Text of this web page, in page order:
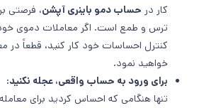
کار در حساب دمو باینری آپشن، فرصتی
ترس و طمع است. اگر معاملات دموی خود
کنترل احساسات خود کار کنید، قطعاً در
خواهید نمود.
برای ورود به حساب واقعی، عجله نکنید:
تنها هنگامی که احساس کردید برای